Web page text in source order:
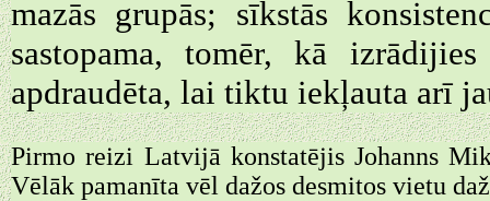
mazās grupās; sīkstās
sastopama, tomēr, kā
apdraudēta, lai tiktu iekļauta arī
Pirmo reizi Latvijā konstatējis Johanns
Vēlāk pamanīta vēl dažos desmitos vietu